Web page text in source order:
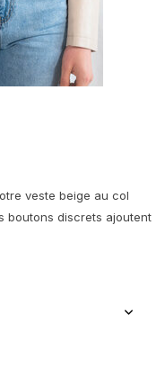
veste beige au col
boutons discrets ajoutent